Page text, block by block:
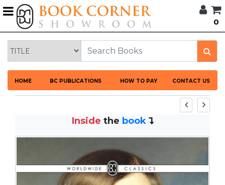
0
HOME BC PUBLICATIONS HOW TO PAY CONTACT US
BROWSE
CORNER
HOME
BOOK
CORNER
DISCOUNTS
Inside the book